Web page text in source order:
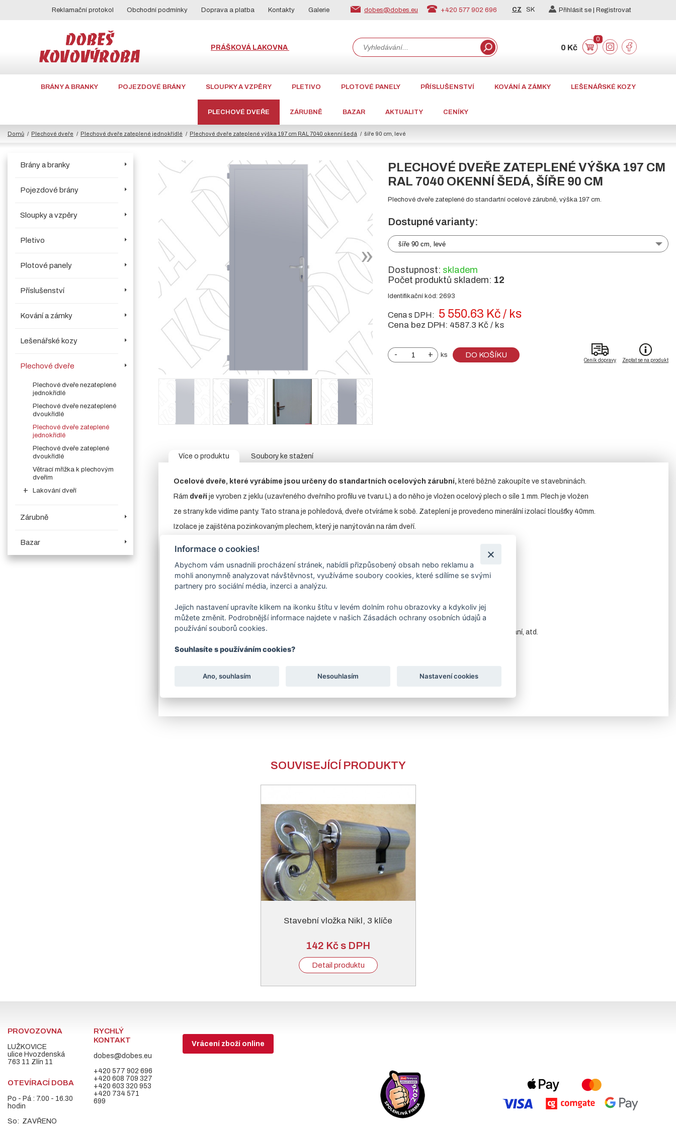
Reklamační protokol Obchodní podmínky Doprava a platba Kontakty Galerie dobes@dobes.eu +420 577 902 696 CZ SK Přihlásit se | Registrovat
PRÁŠKOVÁ LAKOVNA 0 Kč
0
BRÁNY A BRANKY POJEZDOVÉ BRÁNY SLOUPKY A VZPĚRY PLETIVO PLOTOVÉ PANELY PŘÍSLUŠENSTVÍ KOVÁNÍ A ZÁMKY LEŠENÁŘSKÉ KOZY
PLECHOVÉ DVEŘE ZÁRUBNĚ BAZAR AKTUALITY CENÍKY
Domů Plechové dveře Plechové dveře zateplené jednokřídlé Plechové dveře zateplené výška 197 cm RAL 7040 okenní šedá šíře 90 cm, levé
Brány a branky
Pojezdové brány
Sloupky a vzpěry
Pletivo
Plotové panely
Příslušenství
Kování a zámky
Lešenářské kozy
Plechové dveře
Plechové dveře nezateplené
jednokřídlé
Plechové dveře nezateplené
dvoukřídlé
Plechové dveře zateplené
jednokřídlé
Plechové dveře zateplené
dvoukřídlé
Větrací mřížka k plechovým
dveřím
Lakování dveří
Zárubně
Bazar
PLECHOVÉ DVEŘE ZATEPLENÉ VÝŠKA 197 CM
RAL 7040 OKENNÍ ŠEDÁ, ŠÍŘE 90 CM
Plechové dveře zateplené do standartní ocelové zárubně, výška 197 cm.
Dostupné varianty:
šíře 90 cm, levé
Dostupnost: skladem
Počet produktů skladem: 12
Identifikační kód: 2693
Cena s DPH: 5 550.63 Kč / ks
Cena bez DPH: 4587.3 Kč / ks
- + ks DO KOŠÍKU
Ceník dopravy Zeptat se na produkt
Více o produktu Soubory ke stažení
Ocelové dveře, které vyrábíme jsou určeny do standartních ocelových zárubní, které běžně zakoupíte ve stavebninách.
Rám dveří je vyroben z jeklu (uzavřeného dveřního profilu ve tvaru L) a do něho je vložen ocelový plech o síle 1 mm. Plech je vložen
ze strany kde vidíme panty. Tato strana je pohledová, dveře otvíráme k sobě. Zateplení je provedeno minerální izolací tloušťky 40mm.
Izolace je zajištěna pozinkovaným plechem, který je nanýtován na rám dveří.
Pohledová strana
dveří
je ze strany pantů, otvírání k sobě !!
Povrchová úprava práškovou barvou - komaxit RAL 7040 světle šedá.
jinou barvu RAL
? Přiobjednejte si v kategorii "Lakování dveří".
Výkres dveří s rozměrynaleznete v záložce soubory ke stažení.
Dveře je možno vyrobit také s větracími mřížkami. V záložce související zboží naleznete také jiné druhy kování, atd.
Možnost výroby zárubně z L profilu nebo jeklu 40/40mm - samostatný produkt.
UPOZORNĚNÍ: LAKOVANÉ DVEŘE JE NUTNO PO OBDRŽENÍ VYBALIT Z OCHRANNÉ FOLIE!!
SOUVISEJÍCÍ PRODUKTY
Stavební vložka Nikl, 3 klíče
142 Kč s DPH
Detail produktu
PROVOZOVNA
LUŽKOVICE
ulice Hvozdenská
763 11 Zlín 11
OTEVÍRACÍ DOBA
Po - Pá : 7.00 - 16.30
hodin
So: ZAVŘENO
RYCHLÝ
KONTAKT
dobes@dobes.eu
+420 577 902 696
+420 608 709 327
+420 603 320 953
+420 734 571
699
Vrácení zboží online
Informace o cookies!
Abychom vám usnadnili procházení stránek, nabídli přizpůsobený obsah nebo reklamu a
mohli anonymně analyzovat návštěvnost, využíváme soubory cookies, které sdílíme se svými
partnery pro sociální média, inzerci a analýzu.
Jejich nastavení upravíte klikem na ikonku štítu v levém dolním rohu obrazovky a kdykoliv jej
můžete změnit. Podrobnější informace najdete v našich Zásadách ochrany osobních údajů a
používání souborů cookies.
Souhlasíte s používáním cookies?
Ano, souhlasím Nesouhlasím Nastavení cookies